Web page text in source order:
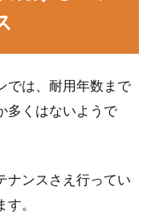
では、耐用年数まで
多くはないようで
ナンスさえ行ってい
。